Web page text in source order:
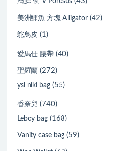
灣鱷 倒 V Porosus
美洲鱷魚 方塊 Alligator (42)
鴕鳥皮 (1)
愛馬仕 腰帶 (40)
聖羅蘭 (272)
ysl niki bag (55)
香奈兒 (740)
Leboy bag (168)
Vanity case bag (59)